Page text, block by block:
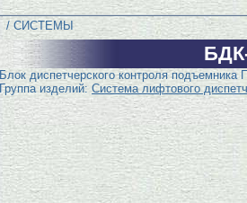
/ СИСТЕМЫ
Блок диспетчерского контроля подъемника
Группа изделий: Система лифтового